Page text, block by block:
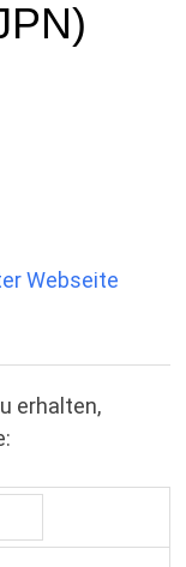
Webseite
erhalten,